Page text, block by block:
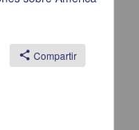
share Compartir